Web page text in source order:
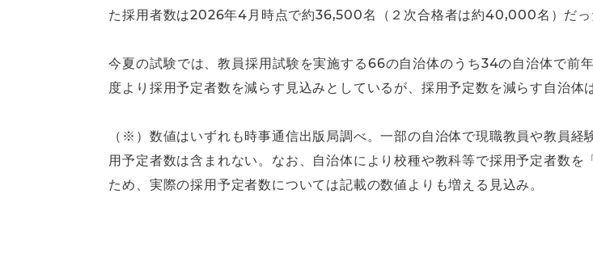
た採用者数は2026年4月時点で約36,500名（２次合格者は約40,000名）だっ
今夏の試験では、教員採用試験を実施する66の自治体のうち34の自治体で前
度より採用予定者数を減らす見込みとしているが、採用予定数を減らす自治体
（※）数値はいずれも時事通信出版局調べ。一部の自治体で現職教員や教員
用予定者数は含まれない。なお、自治体により校種や教科等で採用予定者数
ため、実際の採用予定者数については記載の数値よりも増える見込み。